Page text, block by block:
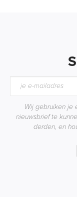
Wij gebruiken je
nieuwsbrief te
derden, en